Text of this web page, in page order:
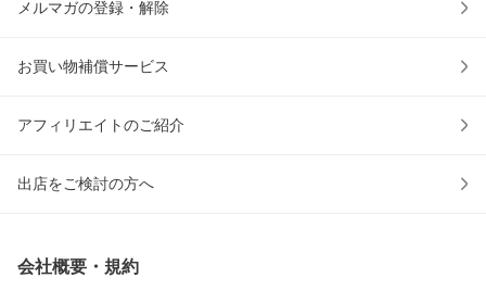
メルマガの登録・解除
お買い物補償サービス
アフィリエイトのご紹介
出店をご検討の方へ
会社概要・規約